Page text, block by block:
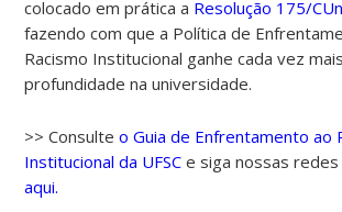
colocado em prática a Resolução 175/
fazendo com que a Política de
Racismo Institucional ganhe cada vez
profundidade na universidade.
>> Consulteo Guia de Enfrentamento ao
Institucional da UFSC e siga nossas redes
aqui.